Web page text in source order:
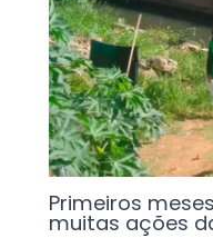
Primeiros
muitas ações